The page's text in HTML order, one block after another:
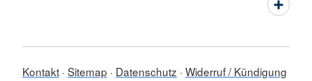
Kontakt Sitemap Datenschutz Widerruf / Kündigung